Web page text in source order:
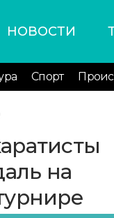
НОВОСТИ
Спорт
на